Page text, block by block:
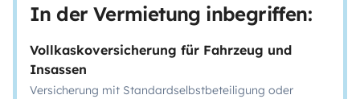
In der Vermietung inbegriffen:
Vollkaskoversicherung für Fahrzeug und
Insassen
Versicherung mit Standardselbstbeteiligung oder